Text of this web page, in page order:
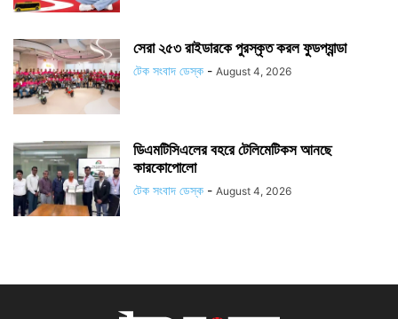
সেরা ২৫৩ রাইডারকে পুরস্কৃত করল ফুডপ্যান্ডা
টেক সংবাদ ডেস্ক - August 4, 2026
ডিএমটিসিএলের বহরে টেলিমেটিকস আনছে
কারকোপোলো
টেক সংবাদ ডেস্ক - August 4, 2026